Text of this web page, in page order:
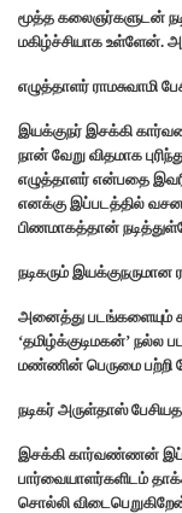
மூத்த கலைஞர்களுடன்
மகிழ்ச்சியாக உள்ளேன்.
எழுத்தாளர் ராமசுவாமி
இயக்குநர் இசக்கி
நான் வேறு விதமாக
எழுத்தாளர் என்பதை
எனக்கு இப்படத்தில்
பிண‌மாகத்தான்
நடிகரும் இயக்குநருமான
அனைத்து படங்களையும்
‘தமிழ்க்குடிமகன்’
மண்ணின் பெருமை பற்றி
நடிகர் அருள்தாஸ்
இசக்கி கார்வண்ண‌ன்
பார்வையாளர்களிடம்
சொல்லி